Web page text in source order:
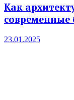
Как
23.01.2025